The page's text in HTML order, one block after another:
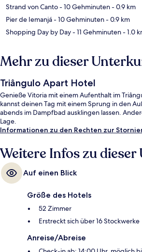
Strand von Canto- 10 Gehminuten- 0.9 km
Pier de Iemanjá- 10 Gehminuten- 0.9 km
Shopping Day by Day- 11 Gehminuten- 1.0
Mehr zu dieser
Triângulo Apart Hotel
Genieße Vitoria mit einem Aufenthalt im
kannst deinen Tag mit einem Sprung in den
abends im Dampfbad ausklingen lassen.
Lage.
Informationen zu den Rechten zur
Weitere Infos zu
Auf einen Blick
Größe des Hotels
52 Zimmer
Erstreckt sich über 16 Stockwerke
Anreise/Abreise